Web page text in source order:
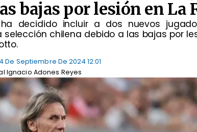
bajas por lesión en La
decidido incluir a dos nuevos
selección chilena debido a las bajas por
De Septiembre De 2024 12:01
Ignacio Adones Reyes